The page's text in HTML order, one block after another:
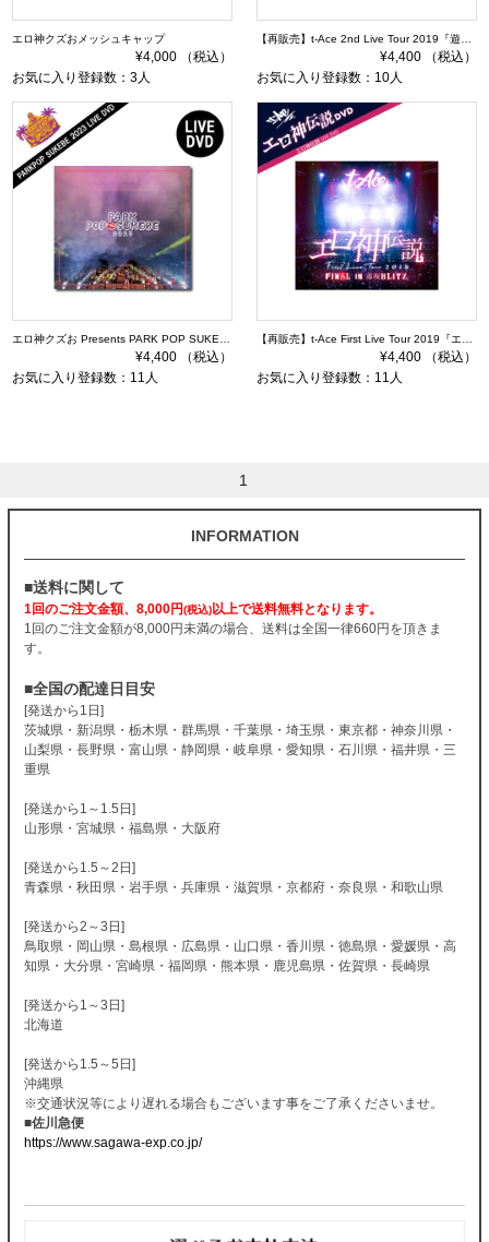
エロ神クズおメッシュキャップ
¥4,000 （税込）
お気に入り登録数：3人
¥4,400 （税込）
お気に入り登録数：10人
¥4,400 （税込）
お気に入り登録数：11人
¥4,400 （税込）
お気に入り登録数：11人
1
INFORMATION
■送料に関して
1回のご注文金額、8,000円(税込)以上で送料無料となります。
1回のご注文金額が8,000円未満の場合、送料は全国一律660円を頂きま
す。
■全国の配達日目安
[発送から1日]
茨城県・新潟県・栃木県・群馬県・千葉県・埼玉県・東京都・神奈川県・
山梨県・長野県・富山県・静岡県・岐阜県・愛知県・石川県・福井県・三
重県
[発送から1～1.5日]
山形県・宮城県・福島県・大阪府
[発送から1.5～2日]
青森県・秋田県・岩手県・兵庫県・滋賀県・京都府・奈良県・和歌山県
[発送から2～3日]
鳥取県・岡山県・島根県・広島県・山口県・香川県・徳島県・愛媛県・高
知県・大分県・宮崎県・福岡県・熊本県・鹿児島県・佐賀県・長崎県
[発送から1～3日]
北海道
[発送から1.5～5日]
沖縄県
※交通状況等により遅れる場合もございます事をご了承くださいませ。
■佐川急便
https://www.sagawa-exp.co.jp/